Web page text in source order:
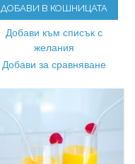
ДОБАВИ В КОШНИЦАТА
Добави към списък с
желания
Добави за сравняване